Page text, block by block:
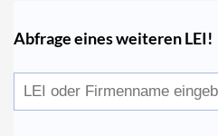
Abfrage eines weiteren LEI!